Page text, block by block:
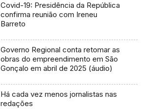
Covid-19: Presidência da República
confirma reunião com Ireneu
Barreto
Governo Regional conta retomar as
obras do empreendimento em São
Gonçalo em abril de 2025 (áudio)
Há cada vez menos jornalistas nas
redações